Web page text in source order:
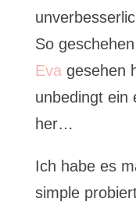
So
Eva gesehen
unbedingt ein
her…
Ich habe es
simple